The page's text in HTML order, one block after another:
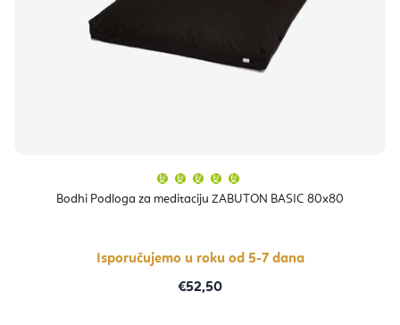
Bodhi Podloga za meditaciju ZABUTON BASIC 80x80
proizvoda
je
zvjezdica.
Isporučujemo u roku od 5-7 dana
€52,50